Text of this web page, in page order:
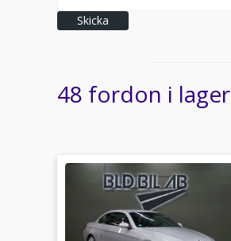
Skicka
48 fordon i lager